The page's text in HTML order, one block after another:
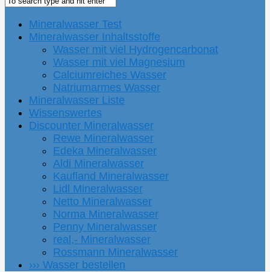
Mineralwasser Test
Mineralwasser Inhaltsstoffe
Wasser mit viel Hydrogencarbonat
Wasser mit viel Magnesium
Calciumreiches Wasser
Natriumarmes Wasser
Mineralwasser Liste
Wissenswertes
Discounter Mineralwasser
Rewe Mineralwasser
Edeka Mineralwasser
Aldi Mineralwasser
Kaufland Mineralwasser
Lidl Mineralwasser
Netto Mineralwasser
Norma Mineralwasser
Penny Mineralwasser
real,- Mineralwasser
Rossmann Mineralwasser
››› Wasser bestellen